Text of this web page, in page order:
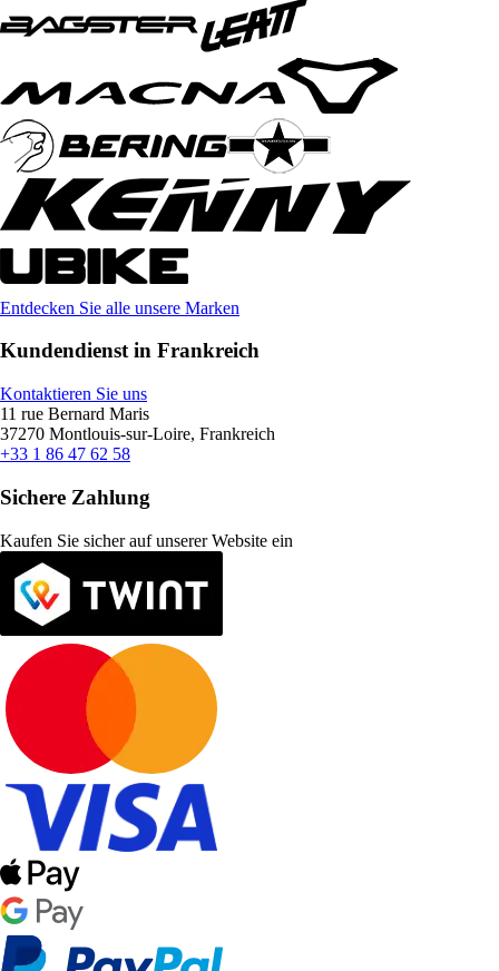
Entdecken Sie alle unsere Marken
Kundendienst in Frankreich
Kontaktieren Sie uns
11 rue Bernard Maris
37270 Montlouis-sur-Loire, Frankreich
+33 1 86 47 62 58
Sichere Zahlung
Kaufen Sie sicher auf unserer Website ein